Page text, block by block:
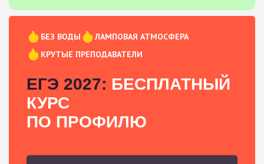
БЕЗ ВОДЫ
ЛАМПОВАЯ АТМОСФЕРА
КРУТЫЕ ПРЕПОДАВАТЕЛИ
ЕГЭ 2027: БЕСПЛАТНЫЙ
КУРС
ПО ПРОФИЛЮ